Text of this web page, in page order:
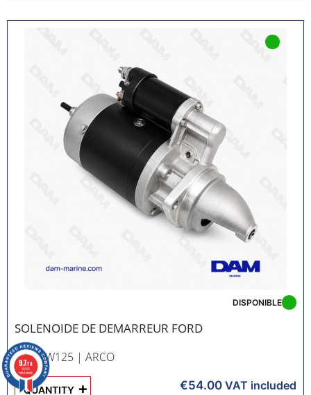
SOLENOIDE DE DEMARREUR FORD
RÉF. SW125 | ARCO
DISPONIBLE
€54.00 VAT included
QUANTITY +
9.7/10
3335
reviews